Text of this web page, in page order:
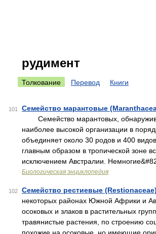
рудимент
Толкование Перевод Книги
101 Семейство марантовые
Семейство марантовых,
наиболее высокой организации в
объединяет около 30 родов и 400
главным образом в тропической зоне
исключением Австралии.
Биологическая энциклопедия
102 Семейство рестиевые (Restionaceae)
некоторых районах Южной Африки и
осоковых и злаков в растительных
травянистые растения, по строению